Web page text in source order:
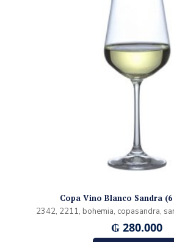
Copa Vino Blanco Sandra
2342, 2211, bohemia, copasandra,
₲ 280.000